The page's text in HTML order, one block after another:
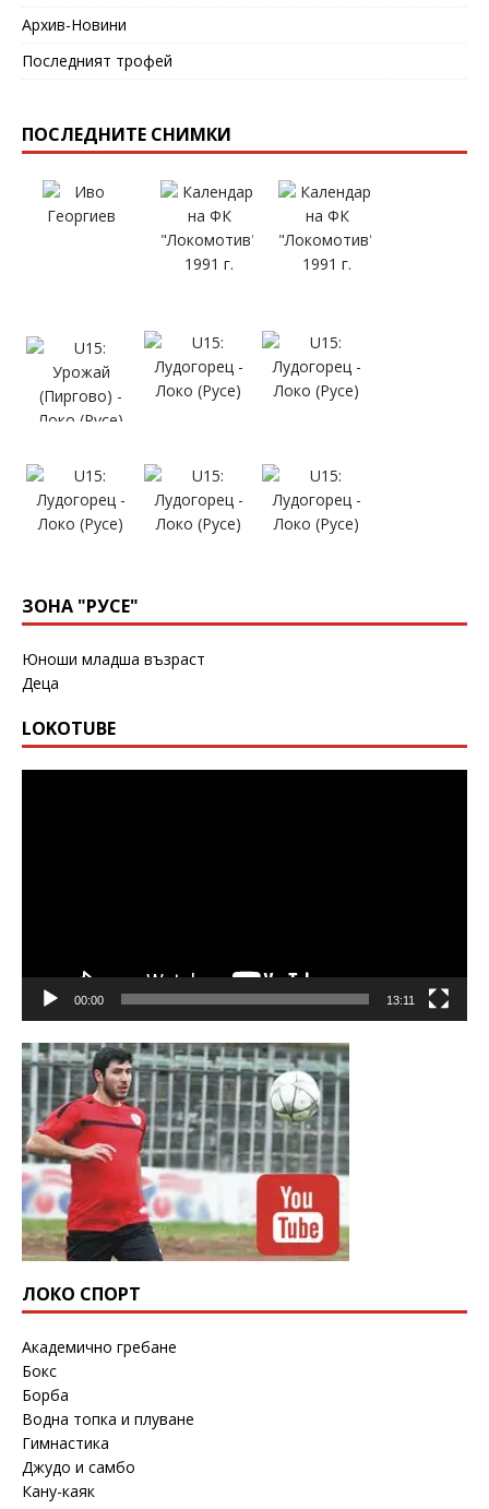
Архив-Новини
Последният трофей
ПОСЛЕДНИТЕ СНИМКИ
ЗОНА "РУСЕ"
Юноши младша възраст
Деца
LOKOTUBE
00:00 13:11
ЛОКО СПОРТ
Академично гребане
Бокс
Борба
Водна топка и плуване
Гимнастика
Джудо и самбо
Кану-каяк